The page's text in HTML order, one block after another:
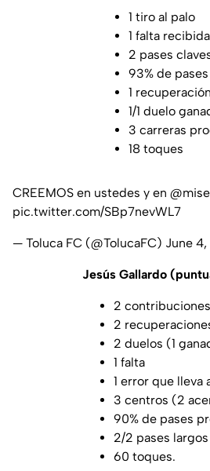
1 tiro al palo
1 falta recibida
2 pases
93% de
1 recuperación
1/1 duelo
3 carreras
18 toques
CREEMOS en ustedes y en
pic.twitter.com/SBp7nevWL7
— Toluca FC (@TolucaFC) June
Jesús Gallardo
2
2
2 duelos (1
1 falta
1 error que lleva
3 centros (2
90% de pases
2/2 pases largos
60 toques.